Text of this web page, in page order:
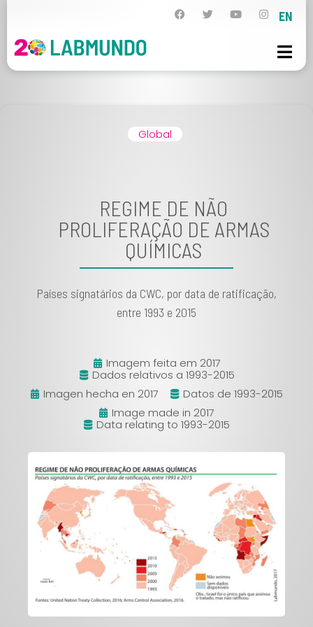
EN
Global
REGIME DE NÃO
PROLIFERAÇÃO DE ARMAS
QUÍMICAS
Países signatários da CWC, por data de ratificação,
entre 1993 e 2015
Imagem feita em 2017
Dados relativos a 1993-2015
Imagen hecha en 2017
Datos de 1993-2015
Image made in 2017
Data relating to 1993-2015